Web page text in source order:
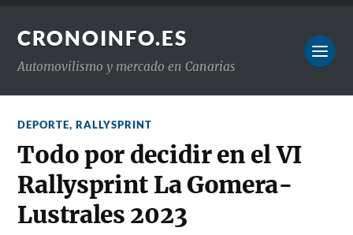
CRONOINFO.ES
Automovilismo y mercado en Canarias
DEPORTE,RALLYSPRINT
Todo por decidir en el VI
Rallysprint La Gomera-
Lustrales 2023